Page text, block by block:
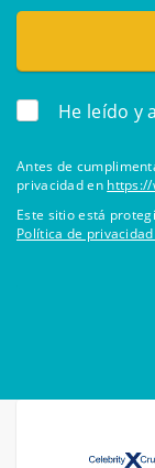
He leído y
Antes de
privacidad en
Este sitio está
Política de privacidad